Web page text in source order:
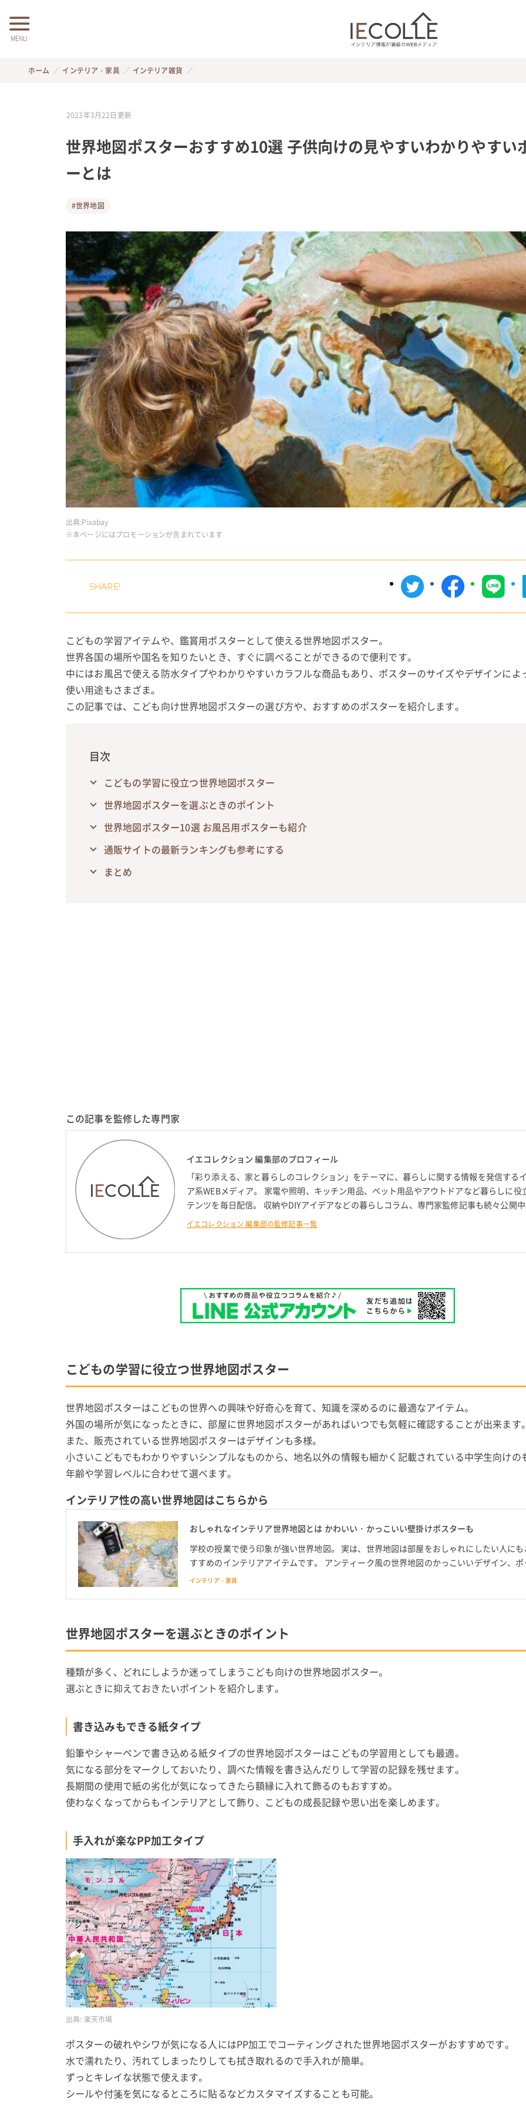
MENU
ホーム インテリア・家具 インテリア雑貨
2023年3月22日 更新
世界地図ポスターおすすめ10選 子供向けの見やすいわかりやすい
ーとは
#世界地図
出典:Pixabay
※本ページにはプロモーションが含まれています
こどもの学習アイテムや、鑑賞用ポスターとして使える世界地図ポスター。
世界各国の場所や国名を知りたいとき、すぐに調べることができるので便利です。
中にはお風呂で使える防水タイプやわかりやすいカラフルな商品もあり、ポスターのサイズやデザインによ
使い用途もさまざま。
この記事では、こども向け世界地図ポスターの選び方や、おすすめのポスターを紹介します。
目次
こどもの学習に役立つ世界地図ポスター
世界地図ポスターを選ぶときのポイント
世界地図ポスター10選 お風呂用ポスターも紹介
通販サイトの最新ランキングも参考にする
まとめ
この記事を監修した専門家
イエコレクション 編集部のプロフィール
「彩り添える、家と暮らしのコレクション」をテーマに、暮らしに関する情報を発信する
ア系WEBメディア。 家電や照明、キッチン用品、ペット用品やアウトドアなど暮らしに役
テンツを毎日配信。 収納やDIYアイデアなどの暮らしコラム、専門家監修記事も続々公開中
イエコレクション 編集部の監修記事一覧
こどもの学習に役立つ世界地図ポスター
世界地図ポスターはこどもの世界への興味や好奇心を育て、知識を深めるのに最適なアイテム。
外国の場所が気になったときに、部屋に世界地図ポスターがあればいつでも気軽に確認することが出来ます。
また、販売されている世界地図ポスターはデザインも多様。
小さいこどもでもわかりやすいシンプルなものから、地名以外の情報も細かく記載されている中学生向けの
年齢や学習レベルに合わせて選べます。
インテリア性の高い世界地図はこちらから
おしゃれなインテリア世界地図とは かわいい・かっこいい壁掛けポスターも
学校の授業で使う印象が強い世界地図。 実は、世界地図は部屋をおしゃれにしたい人にも
すすめのインテリアアイテムです。 アンティーク風の世界地図のかっこいいデザイン、ポ
プ調のかわいい世界地図などテイス…
インテリア・家具
世界地図ポスターを選ぶときのポイント
種類が多く、どれにしようか迷ってしまうこども向けの世界地図ポスター。
選ぶときに抑えておきたいポイントを紹介します。
書き込みもできる紙タイプ
鉛筆やシャーペンで書き込める紙タイプの世界地図ポスターはこどもの学習用としても最適。
気になる部分をマークしておいたり、調べた情報を書き込んだりして学習の記録を残せます。
長期間の使用で紙の劣化が気になってきたら額縁に入れて飾るのもおすすめ。
使わなくなってからもインテリアとして飾り、こどもの成長記録や思い出を楽しめます。
手入れが楽なPP加工タイプ
出典: 楽天市場
ポスターの破れやシワが気になる人にはPP加工でコーティングされた世界地図ポスターがおすすめです。
水で濡れたり、汚れてしまったりしても拭き取れるので手入れが簡単。
ずっとキレイな状態で使えます。
シールや付箋を気になるところに貼るなどカスタマイズすることも可能。